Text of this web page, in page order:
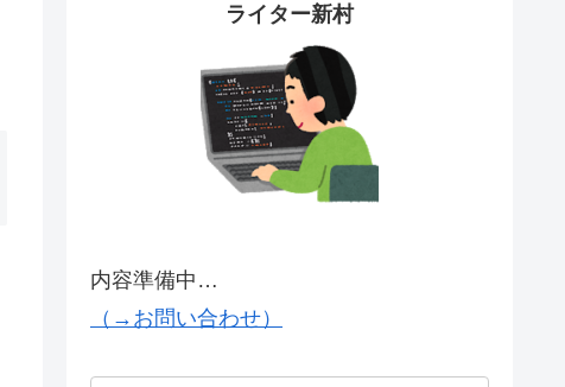
ライター新村
内容準備中…
（→お問い合わせ）